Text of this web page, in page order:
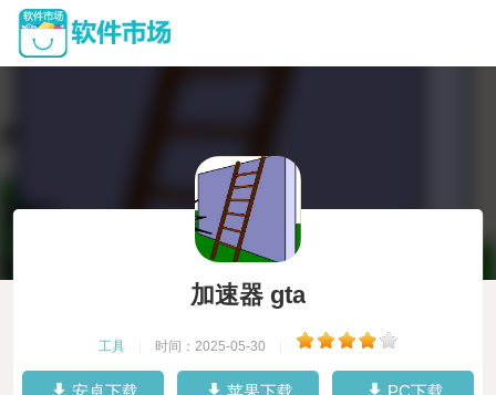
加速器 gta
工具 时间：2025-05-30
安卓下载 苹果下载 PC下载